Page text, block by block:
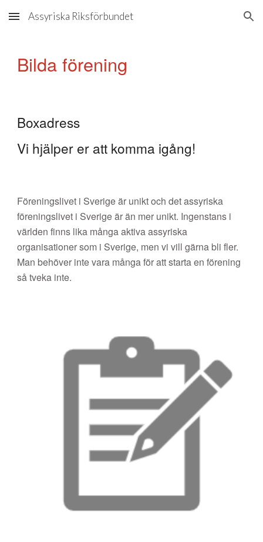
Skip to main content Skip to navigation
Assyriska Riksförbundet
Bilda förening
Boxadress
Vi hjälper er att komma igång!
Föreningslivet i Sverige är unikt och det assyriska
föreningslivet i Sverige är än mer unikt. Ingenstans i
världen finns lika många aktiva assyriska
organisationer som i Sverige, men vi vill gärna bli fler.
Man behöver inte vara många för att starta en förening
så tveka inte.